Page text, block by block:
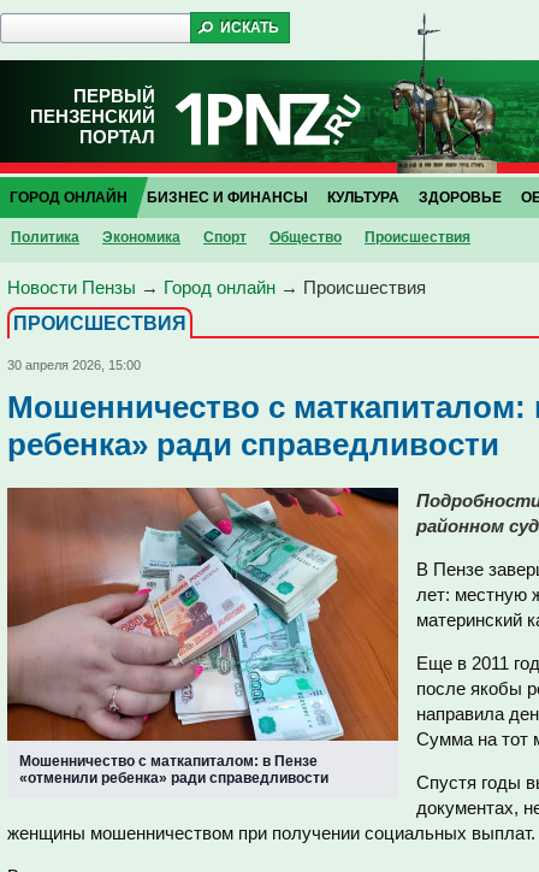
ПЕРВЫЙ
ПЕНЗЕНСКИЙ
ПОРТАЛ
ГОРОД ОНЛАЙН
Политика Экономика Спорт Общество Проиcшествия
БИЗНЕС И ФИНАНСЫ КУЛЬТУРА ЗДОРОВЬЕ
Новости Пензы → Город онлайн → Проиcшествия
ПРОИCШЕСТВИЯ
30 апреля 2026, 15:00
Мошенничество с маткапиталом:
ребенка» ради справедливости
Мошенничество с маткапиталом: в Пензе
«отменили ребенка» ради справедливости
районном
В Пензе
лет: местную
материнский
Еще в 2011
после якобы
направила
Сумма на тот
Спустя годы
документах,
женщины мошенничеством при получении социальных выплат.